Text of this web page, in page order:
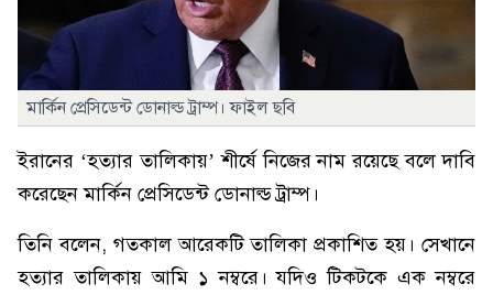
মার্কিন প্রেসিডেন্ট ডোনাল্ড ট্রাম্প। ফাইল ছবি
ইরানের ‘হত্যার তালিকায়’ শীর্ষে নিজের নাম রয়েছে বলে দাবি
করেছেন মার্কিন প্রেসিডেন্ট ডোনাল্ড ট্রাম্প।
তিনি বলেন, গতকাল আরেকটি তালিকা প্রকাশিত হয়। সেখানে
হত্যার তালিকায় আমি ১ নম্বরে। যদিও টিকটকে এক নম্বরে